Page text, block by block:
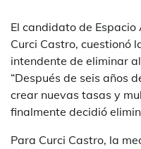
El candidato de
Curci Castro, cuestionó
intendente de eliminar
“Después de seis años
crear nuevas tasas y
finalmente decidió
Para Curci Castro, la